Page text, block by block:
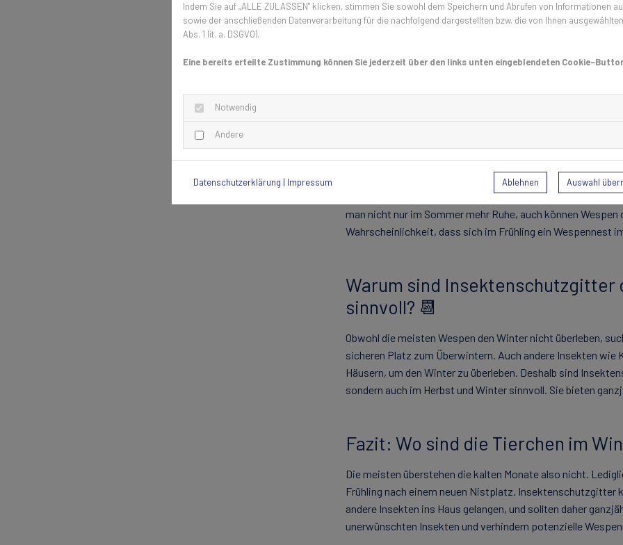
Die Königin ist der wichtigste Part eines Wespenvolks. Im
Während zwischen August und Oktober die meisten
warmen Ort. Jede zehnte Wespenkönigin überlebt den
mit dem Nestbau. Am liebsten sucht sie sich dafür
Wie man sich vor
Die Suche der Königin kann zu Problemen führen, wenn sie
Insektenschutzgitter ins Spiel. Diese blockieren den
Nistplätzen in Häusern. Wenn Fenster, Türen und
man nicht nur im Sommer mehr Ruhe, auch können
Wahrscheinlichkeit, dass sich im Frühling ein Wespennest
Warum sind Insektenschutzgitter
sinnvoll? 📆
Obwohl die meisten Wespen den Winter nicht überleben,
sicheren Platz zum Überwintern. Auch andere Insekten wie
Häusern, um den Winter zu überleben. Deshalb sind
sondern auch im Herbst und Winter sinnvoll. Sie bieten
Fazit: Wo sind die Tierchen im
Die meisten überstehen die kalten Monate also nicht.
Frühling nach einem neuen Nistplatz. Insektenschutzgitter
andere Insekten ins Haus gelangen, und sollten daher
unerwünschten Insekten und verhindern potenzielle
Indem Sie auf „ALLE ZULASSEN" klicken, stimmen Sie sowohl dem Speichern und Abrufen von Informationen auf
sowie der anschließenden Datenverarbeitung für die nachfolgend dargestellten bzw. die von Ihnen
Abs. 1 lit. a. DSGVO).
Eine bereits erteilte Zustimmung können Sie jederzeit über den links unten eingeblendeten Cookie-
Notwendig
Andere
Datenschutzerklärung | Impressum Ablehnen Auswahl